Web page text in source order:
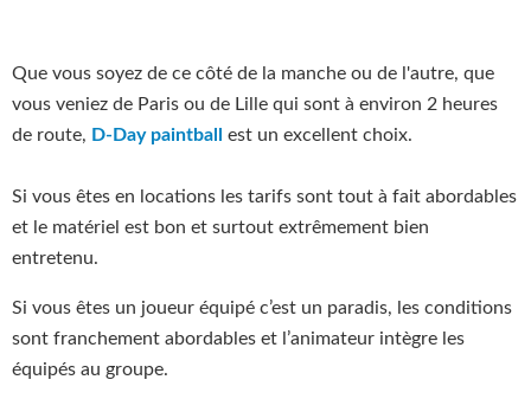
Que vous soyez de ce côté de la manche ou de l'autre, que
vous veniez de Paris ou de Lille qui sont à environ 2 heures
de route, D-Day paintball est un excellent choix.
Si vous êtes en locations les tarifs sont tout à fait abordables
et le matériel est bon et surtout extrêmement bien
entretenu.
Si vous êtes un joueur équipé c’est un paradis, les conditions
sont franchement abordables et l’animateur intègre les
équipés au groupe.